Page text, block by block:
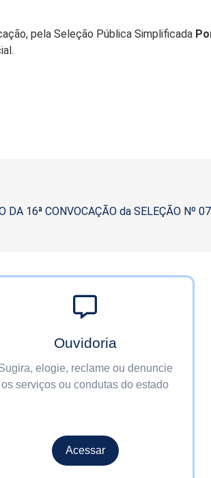
pela Seleção Pública Simplificada
DA 16ª CONVOCAÇÃO da SELEÇÃO Nº
Ouvidoria
elogie, reclame ou denuncie
os serviços ou condutas do estado
Acessar